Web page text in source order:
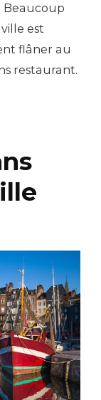
Beaucoup
est
flâner au
restaurant.